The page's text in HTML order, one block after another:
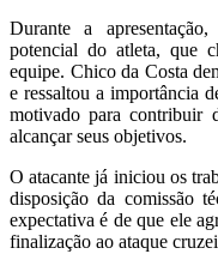
Durante a
potencial do atleta, que
equipe. Chico da Costa
e ressaltou a importância
motivado para contribuir
alcançar seus objetivos.
O atacante já iniciou os
disposição da comissão
expectativa é de que ele
finalização ao ataque